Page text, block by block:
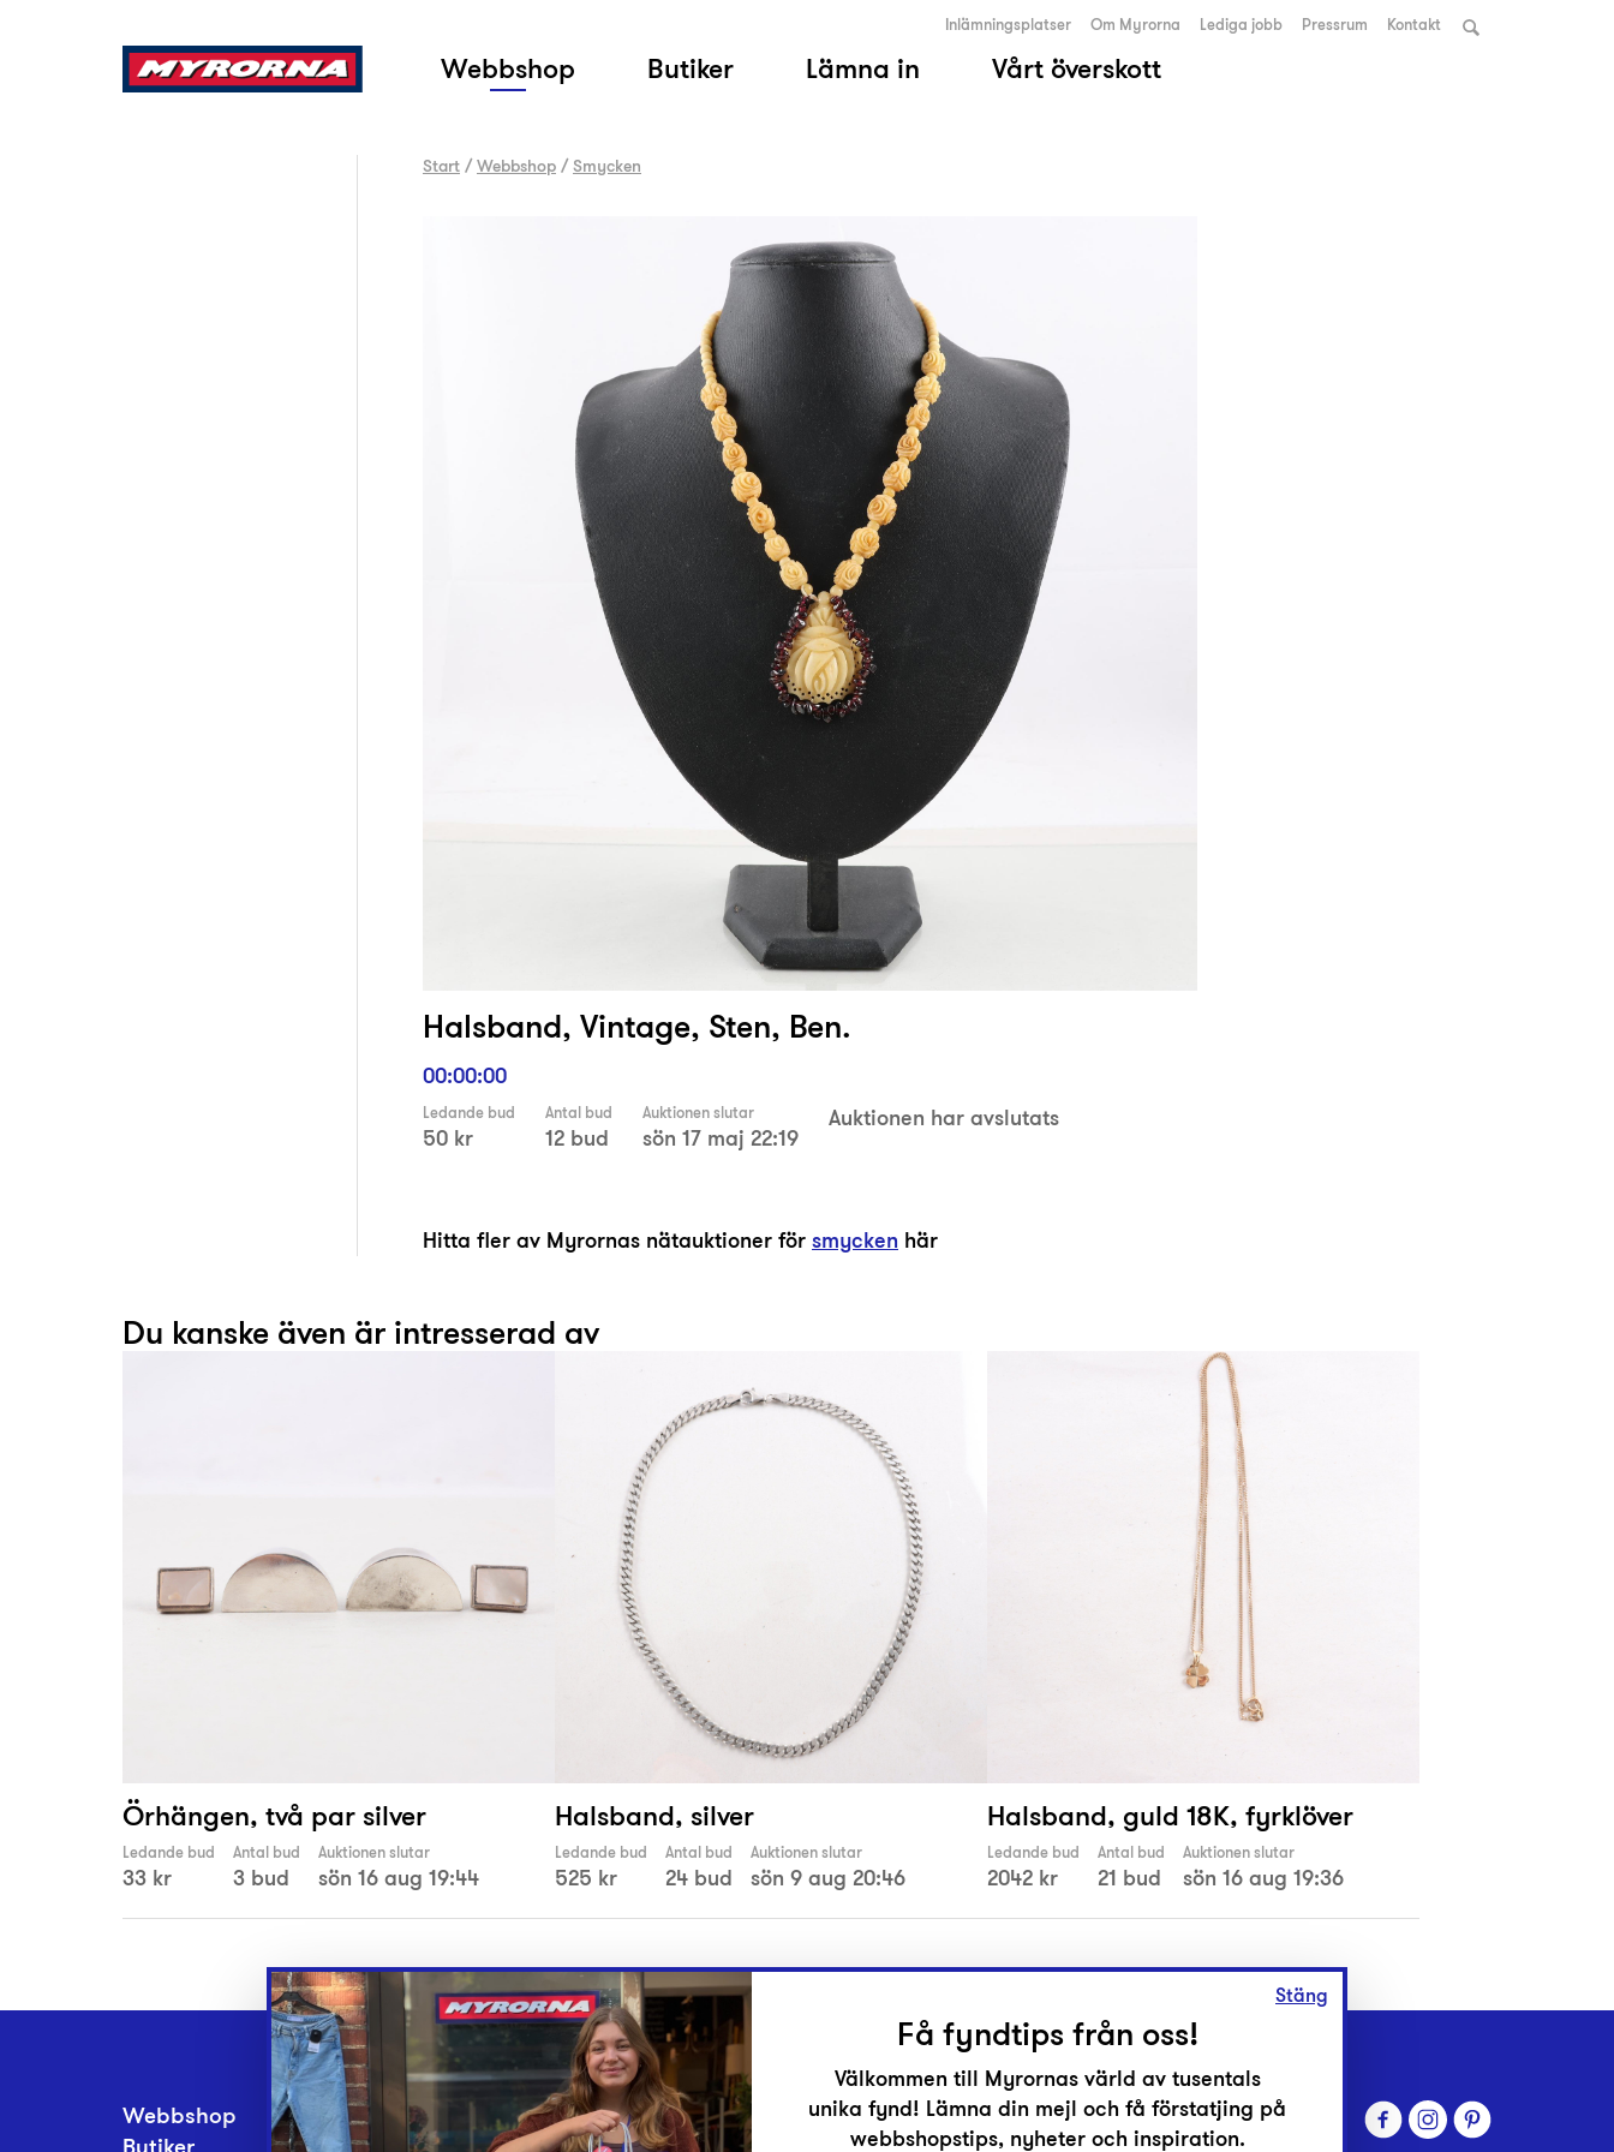
Webbshop Butiker Lämna in Vårt överskott
Inlämningsplatser Om Myrorna Lediga jobb Pressrum Kontakt
Start /Webbshop /Smycken
Halsband, Vintage, Sten, Ben.
00:00:00
Ledande bud
50 kr
Antal bud
12 bud
Auktionen slutar
sön 17 maj 22:19
Auktionen har avslutats
Hitta fler av Myrornas nätauktioner försmycken här
Du kanske även är intresserad av
Örhängen, två par silver
Ledande bud
33 kr
Antal bud
3 bud
Auktionen slutar
sön 16 aug 19:44
Halsband, silver
Ledande bud
525 kr
Antal bud
24 bud
Auktionen slutar
sön 9 aug 20:46
Halsband, guld 18K, fyrklöver
Ledande bud
2042 kr
Antal bud
21 bud
Auktionen slutar
sön 16 aug 19:36
Webbshop
Inlämningsplatser
Stäng
Få fyndtips från oss!
Välkommen till Myrornas värld av tusentals
unika fynd! Lämna din mejl och få förstatjing på
webbshopstips, nyheter och inspiration.